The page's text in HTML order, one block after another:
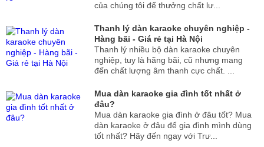
của chúng tôi để thưởng chất lư...
Thanh lý dàn karaoke chuyên nghiệp -
Hàng bãi - Giá rẻ tại Hà Nội
Thanh lý nhiều bộ dàn karaoke chuyên
nghiệp, tuy là hãng bãi, cũ nhưng mang
đến chất lượng âm thanh cực chất. ...
Mua dàn karaoke gia đình tốt nhất ở
đâu?
Mua dàn karaoke gia đình ở đâu tốt? Mua
dàn karaoke ở đâu để gia đình mình dùng
tốt nhất? Hãy đến ngay với Trư...